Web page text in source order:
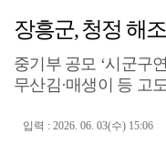
"남도의 해수욕장서 무
여자 화장실 들어가 여성
장흥군, 청정 해
중기부 공모 ‘시군구
무산김·매생이 등 고
입력 : 2026. 06. 03(수) 15:06